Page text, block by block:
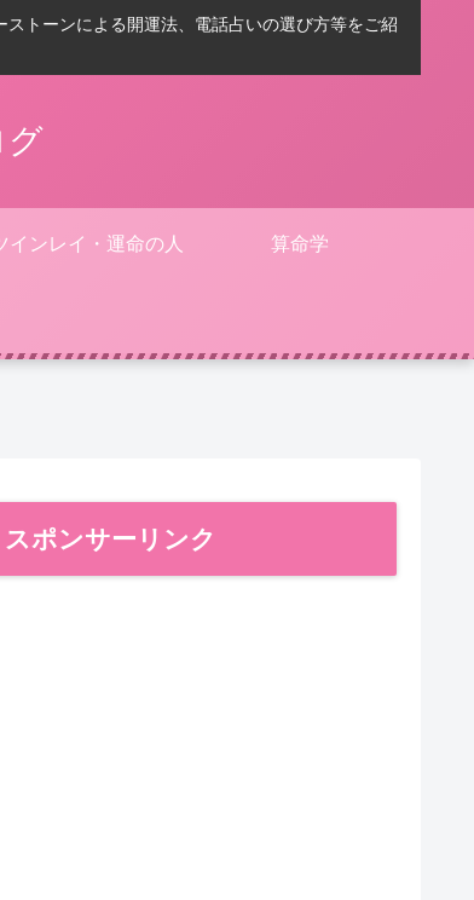
トーンによる開運法、電話占いの選び方等をご紹
グ
インレイ・運命の人 算命学
スポンサーリンク